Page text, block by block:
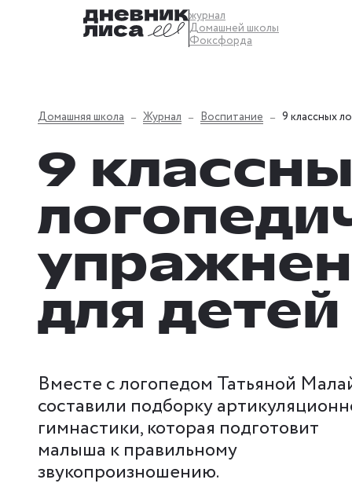
журнал
Домашней школы
Фоксфорда
Домашняя школа Журнал Воспитание 9 классных
9
для детей
Вместе с логопедом Татьяной
составили подборку
гимнастики, которая подготовит
малыша к правильному
звукопроизношению.